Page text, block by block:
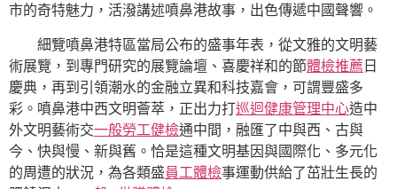
市的奇特魅力，活潑講述噴鼻港故事，出色傳遞中國聲響。
細覽噴鼻港特區當局公布的盛事年表，從文雅的文明藝
術展覽，到專門研究的展覽論壇、喜慶祥和的節體檢推薦日
慶典，再到引領潮水的金融立異和科技嘉會，可謂豐盛多
彩。噴鼻港中西文明薈萃，正出力打巡迴健康管理中心造中
外文明藝術交一般勞工健檢通中間，融匯了中與西、古與
今、快與慢、新與舊。恰是這種文明基因與國際化、多元化
的周遭的狀況，為各類盛員工體檢事運動供給了茁壯生長的